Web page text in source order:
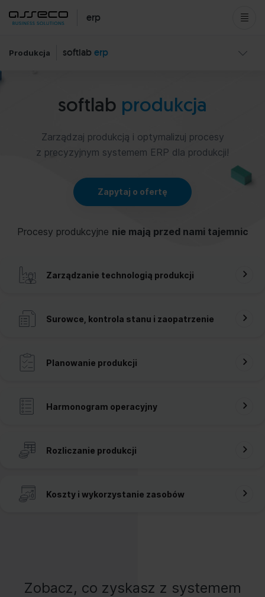
erp
Produkcja softlab erp
softlab produkcja
Zarządzaj produkcją i optymalizuj procesy
z precyzyjnym systemem ERP dla produkcji!
Zapytaj o ofertę
Procesy produkcyjne nie mają przed nami tajemnic
Zarządzanie technologią produkcji
Surowce, kontrola stanu i zaopatrzenie
Planowanie produkcji
Harmonogram operacyjny
Rozliczanie produkcji
Koszty i wykorzystanie zasobów
Zobacz, co zyskasz z systemem